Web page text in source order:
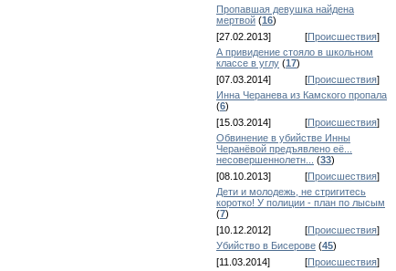
Пропавшая девушка найдена
мертвой (16)
[27.02.2013]
[Происшествия]
А привидение стояло в школьном
классе в углу (17)
[07.03.2014]
[Происшествия]
Инна Черанева из Камского пропала
(6)
[15.03.2014]
[Происшествия]
Обвинение в убийстве Инны
Черанёвой предъявлено её...
несовершеннолетн...
(33)
[08.10.2013]
[Происшествия]
Дети и молодежь, не стригитесь
коротко! У полиции - план по лысым
(7)
[10.12.2012]
[Происшествия]
Убийство в Бисерове (45)
[11.03.2014]
[Происшествия]